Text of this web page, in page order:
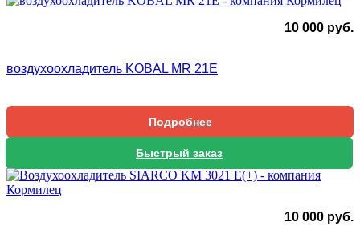
10 000 руб.
воздухоохладитель KOBAL MR 21E
Подробнее
Быстрый заказ
10 000 руб.